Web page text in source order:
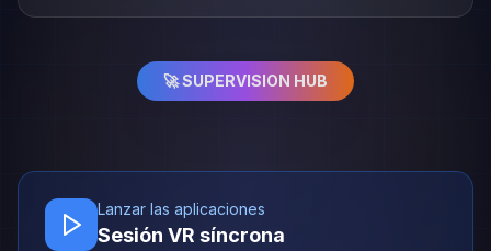
🚀 SUPERVISION HUB
Lanzar las aplicaciones
Sesión VR síncrona